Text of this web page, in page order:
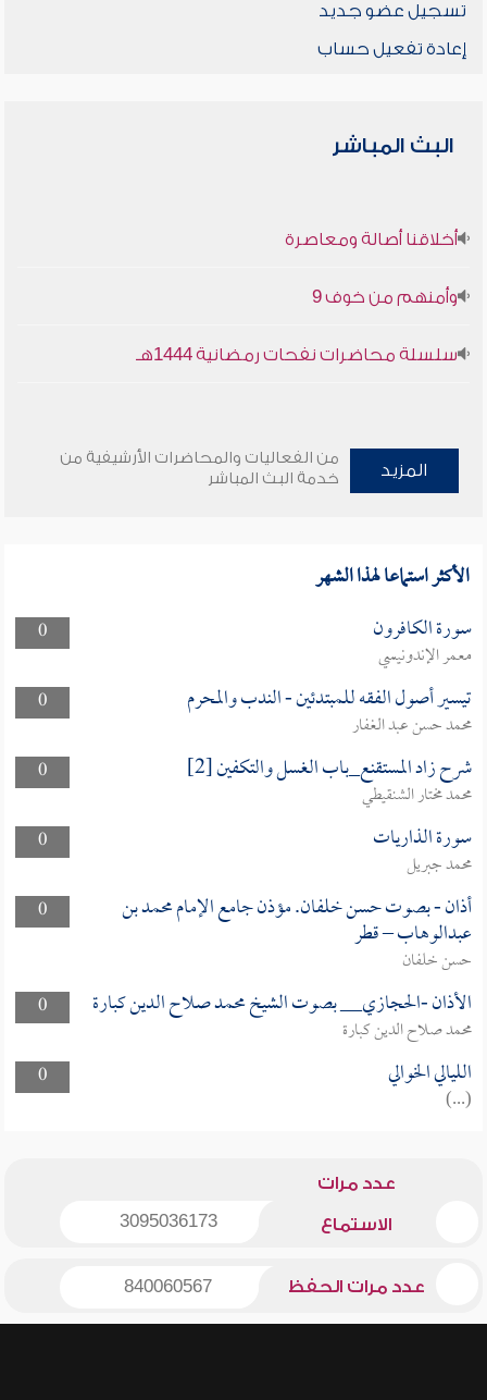
تسجيل عضو جديد
إعادة تفعيل حساب
البث المباشر
أخلاقنا أصالة ومعاصرة
وأمنهم من خوف 9
سلسلة محاضرات نفحات رمضانية 1444هـ
المزيد
من الفعاليات والمحاضرات الأرشيفية من
خدمة البث المباشر
الأكثر استماعا لهذا الشهر
0 سورة الكافرون
معمر الإندونيسي
0
تيسير أصول الفقه للمبتدئين - الندب والمحرم
محمد حسن عبد الغفار
0
شرح زاد المستقنع_باب الغسل والتكفين [2]
محمد مختار الشنقيطي
0
سورة الذاريات
محمد جبريل
0
أذان - بصوت حسن خلفان. مؤذن جامع الإمام محمد بن
عبدالوهاب – قطر
حسن خلفان
0
الأذان -الحجازي__ بصوت الشيخ محمد صلاح الدين كبارة
محمد صلاح الدين كبارة
0
الليالي الخوالي
(...)
عدد مرات
الاستماع 3095036173
عدد مرات الحفظ 840060567